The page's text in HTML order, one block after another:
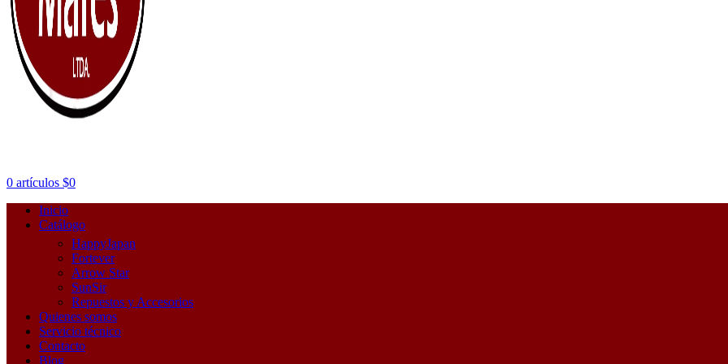
0 artículos $0
Inicio
Catálogo
HappyJapan
Fortever
Arrow Star
SunSir
Repuestos y Accesorios
Quienes somos
Servicio técnico
Contacto
Blog